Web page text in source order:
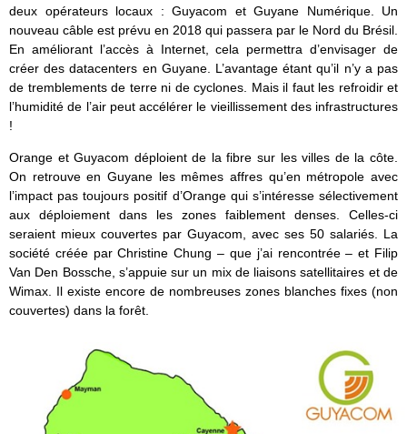
deux opérateurs locaux : Guyacom et Guyane Numérique. Un
nouveau câble est prévu en 2018 qui passera par le Nord du Brésil.
En améliorant l’accès à Internet, cela permettra d’envisager de
créer des datacenters en Guyane. L’avantage étant qu’il n’y a pas
de tremblements de terre ni de cyclones. Mais il faut les refroidir et
l’humidité de l’air peut accélérer le vieillissement des infrastructures
!
Orange et Guyacom déploient de la fibre sur les villes de la côte.
On retrouve en Guyane les mêmes affres qu’en métropole avec
l’impact pas toujours positif d’Orange qui s’intéresse sélectivement
aux déploiement dans les zones faiblement denses. Celles-ci
seraient mieux couvertes par Guyacom, avec ses 50 salariés. La
société créée par Christine Chung – que j’ai rencontrée – et Filip
Van Den Bossche, s’appuie sur un mix de liaisons satellitaires et de
Wimax. Il existe encore de nombreuses zones blanches fixes (non
couvertes) dans la forêt.